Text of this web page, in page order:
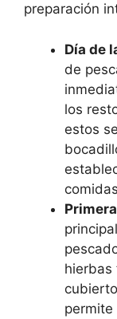
preparación
Día de
de
los
estos
hierbas